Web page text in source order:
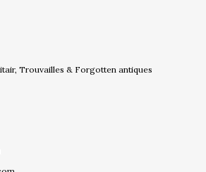
Trouvailles & Forgotten antiques